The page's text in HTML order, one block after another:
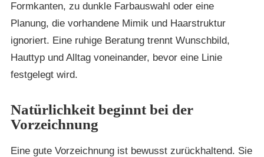
Formkanten, zu dunkle Farbauswahl oder eine
Planung, die vorhandene Mimik und Haarstruktur
ignoriert. Eine ruhige Beratung trennt Wunschbild,
Hauttyp und Alltag voneinander, bevor eine Linie
festgelegt wird.
Natürlichkeit beginnt bei der
Vorzeichnung
Eine gute Vorzeichnung ist bewusst zurückhaltend. Sie